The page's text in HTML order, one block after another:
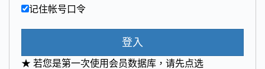
记住帐号口令
登入
★ 若您是第一次使用会员数据库，请先点选